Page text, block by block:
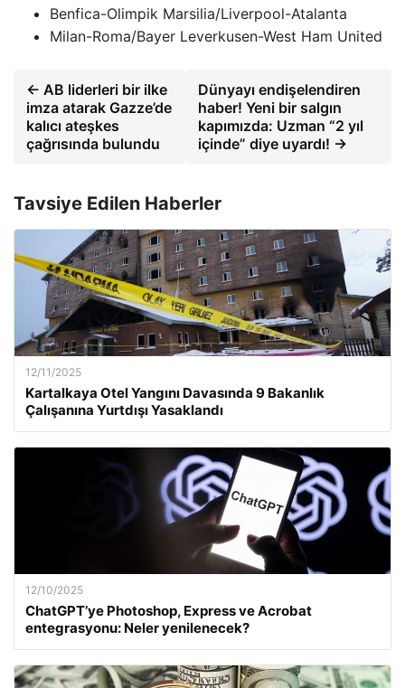
Benfica-Olimpik Marsilia/Liverpool-Atalanta
Milan-Roma/Bayer Leverkusen-West Ham United
← AB liderleri bir ilke
imza atarak Gazze’de
kalıcı ateşkes
çağrısında bulundu
Dünyayı endişelendiren
haber! Yeni bir salgın
kapımızda: Uzman “2 yıl
içinde” diye uyardı! →
Tavsiye Edilen Haberler
12/11/2025
Kartalkaya Otel Yangını Davasında 9 Bakanlık
Çalışanına Yurtdışı Yasaklandı
12/10/2025
ChatGPT’ye Photoshop, Express ve Acrobat
entegrasyonu: Neler yenilenecek?